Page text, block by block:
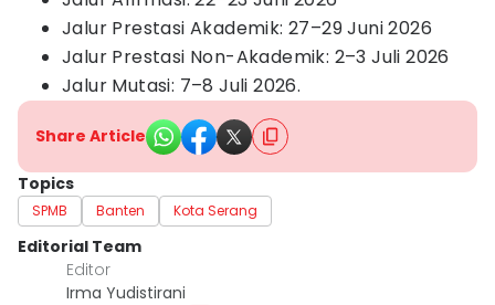
Jalur Prestasi Akademik: 27–29 Juni 2026
Jalur Prestasi Non-Akademik: 2–3 Juli 2026
Jalur Mutasi: 7–8 Juli 2026.
Share Article
Topics
SPMB Banten Kota Serang
Editorial Team
Editor
Irma Yudistirani